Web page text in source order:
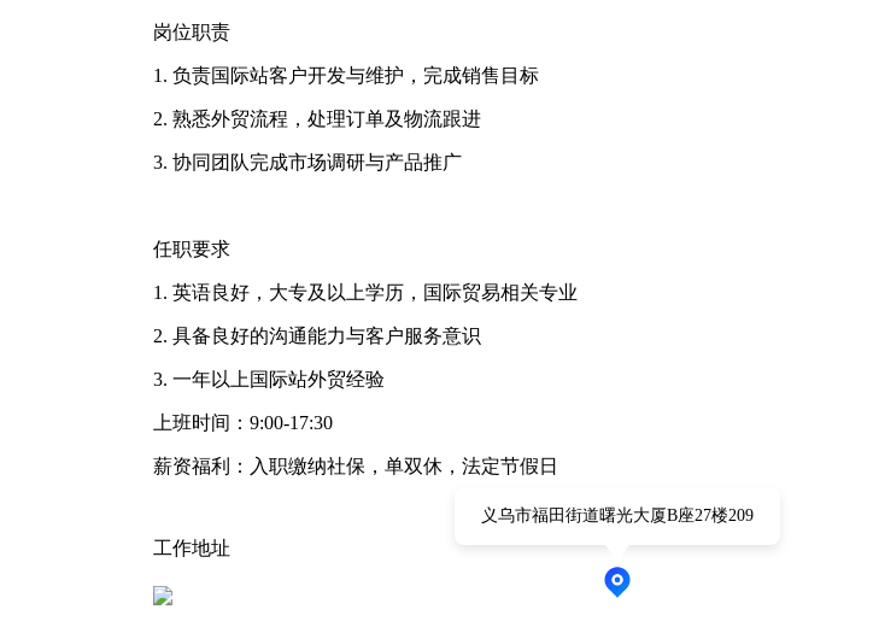
岗位职责
1. 负责国际站客户开发与维护，完成销售目标
2. 熟悉外贸流程，处理订单及物流跟进
3. 协同团队完成市场调研与产品推广
任职要求
1. 英语良好，大专及以上学历，国际贸易相关专业
2. 具备良好的沟通能力与客户服务意识
3. 一年以上国际站外贸经验
上班时间：9:00-17:30
薪资福利：入职缴纳社保，单双休，法定节假日
工作地址
义乌市福田街道曙光大厦B座27楼209